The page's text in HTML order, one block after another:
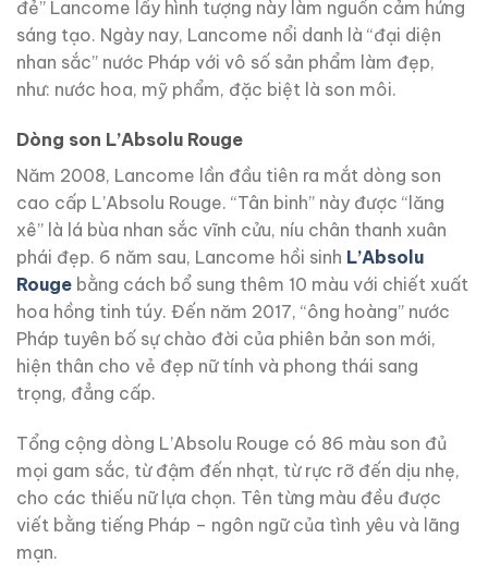
đẻ” Lancome lấy hình tượng này làm nguồn cảm hứng
sáng tạo. Ngày nay, Lancome nổi danh là “đại diện
nhan sắc” nước Pháp với vô số sản phẩm làm đẹp,
như: nước hoa, mỹ phẩm, đặc biệt là son môi.
Dòng son L’Absolu Rouge
Năm 2008, Lancome lần đầu tiên ra mắt dòng son
cao cấp L’Absolu Rouge. “Tân binh” này được “lăng
xê” là lá bùa nhan sắc vĩnh cửu, níu chân thanh xuân
phái đẹp. 6 năm sau, Lancome hồi sinh L’Absolu
Rouge bằng cách bổ sung thêm 10 màu với chiết xuất
hoa hồng tinh túy. Đến năm 2017, “ông hoàng” nước
Pháp tuyên bố sự chào đời của phiên bản son mới,
hiện thân cho vẻ đẹp nữ tính và phong thái sang
trọng, đẳng cấp.
Tổng cộng dòng L’Absolu Rouge có 86 màu son đủ
mọi gam sắc, từ đậm đến nhạt, từ rực rỡ đến dịu nhẹ,
cho các thiếu nữ lựa chọn. Tên từng màu đều được
viết bằng tiếng Pháp – ngôn ngữ của tình yêu và lãng
mạn.